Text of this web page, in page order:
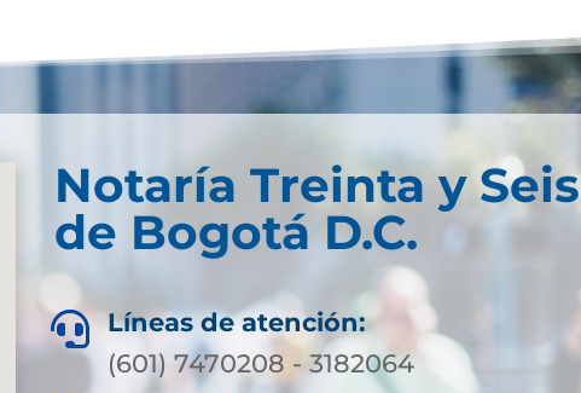
Notaría Treinta y Seis
de Bogotá D.C.
 Líneas de atención:
(601) 7470208 - 3182064